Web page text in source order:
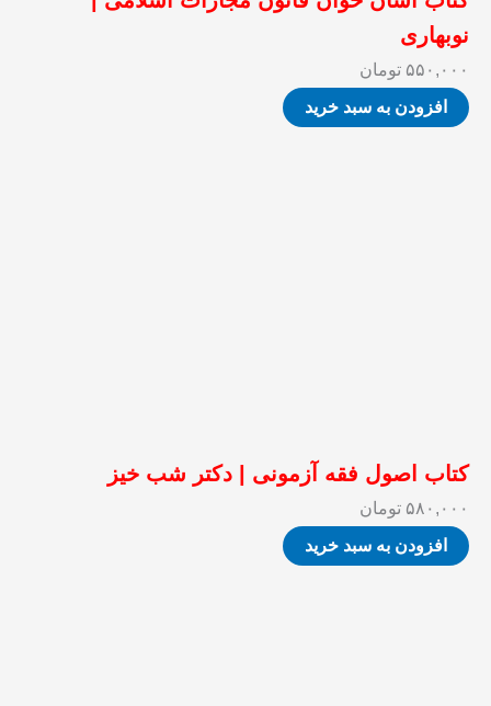
نوبهاری
۵۵۰,۰۰۰ تومان
افزودن به سبد خرید
کتاب اصول فقه آزمونی | دکتر شب خیز
۵۸۰,۰۰۰ تومان
افزودن به سبد خرید